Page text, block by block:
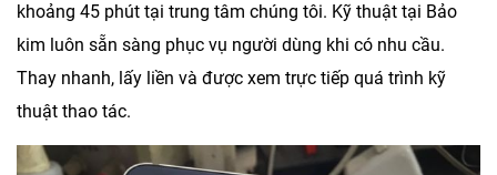
khoảng 45 phút tại trung tâm chúng tôi. Kỹ thuật tại Bảo
kim luôn sẵn sàng phục vụ người dùng khi có nhu cầu.
Thay nhanh, lấy liền và được xem trực tiếp quá trình kỹ
thuật thao tác.